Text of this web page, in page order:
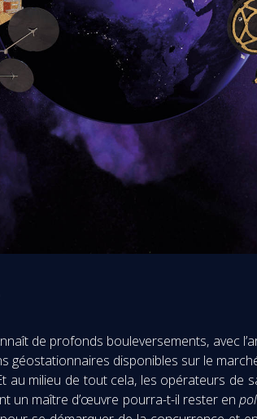
de profonds bouleversements, avec
géostationnaires disponibles sur le
au milieu de tout cela, les opérateurs de
un maître d’œuvre pourra-t-il rester en